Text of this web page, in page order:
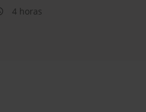
4 horas